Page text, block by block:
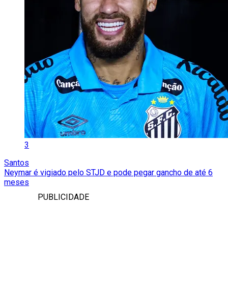
3
Santos
Neymar é vigiado pelo STJD e pode pegar gancho de até 6
meses
PUBLICIDADE